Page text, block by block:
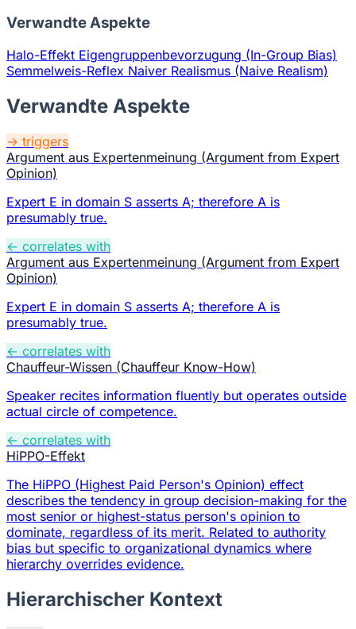
Verwandte Aspekte
Halo-Effekt Eigengruppenbevorzugung (In-Group Bias)
Semmelweis-Reflex Naiver Realismus (Naive Realism)
Verwandte Aspekte
→ triggers
Argument aus Expertenmeinung (Argument from Expert
Opinion)
Expert E in domain S asserts A; therefore A is
presumably true.
← correlates with
Argument aus Expertenmeinung (Argument from Expert
Opinion)
Expert E in domain S asserts A; therefore A is
presumably true.
← correlates with
Chauffeur-Wissen (Chauffeur Know-How)
Speaker recites information fluently but operates outside
actual circle of competence.
← correlates with
HiPPO-Effekt
The HiPPO (Highest Paid Person's Opinion) effect
describes the tendency in group decision-making for the
most senior or highest-status person's opinion to
dominate, regardless of its merit. Related to authority
bias but specific to organizational dynamics where
hierarchy overrides evidence.
Hierarchischer Kontext